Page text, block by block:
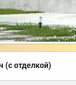
(с отделкой)